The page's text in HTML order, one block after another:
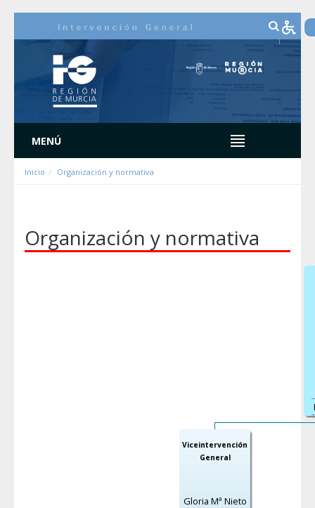
MENÚ
Inicio Organización y normativa
Organización y normativa
Viceintervención
General
Gloria Mª Nieto